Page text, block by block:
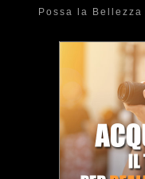
Possa la Bellezza